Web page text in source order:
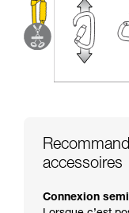
accessoires
Connexion